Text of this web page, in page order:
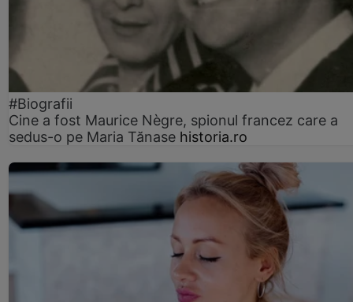
#Biografii
Cine a fost Maurice Nègre, spionul francez care a
sedus-o pe Maria Tănase historia.ro